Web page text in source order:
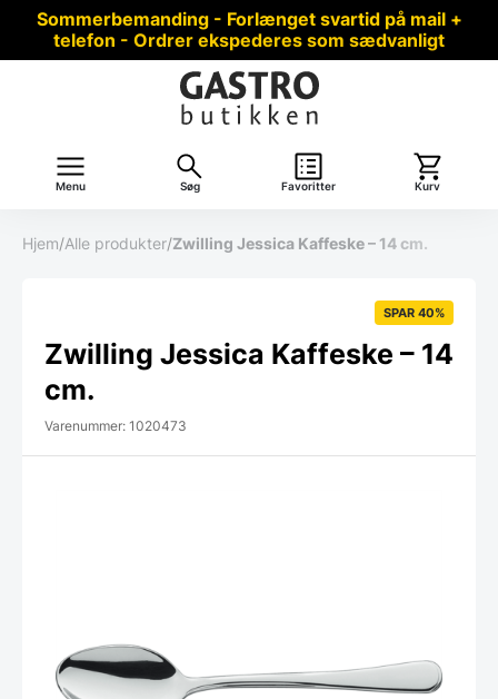
Sommerbemanding - Forlænget svartid på mail +
telefon - Ordrer ekspederes som sædvanligt
Menu Søg Favoritter Kurv
Hjem/Alle produkter/Zwilling Jessica Kaffeske – 14 cm.
SPAR 40%
Zwilling Jessica Kaffeske – 14
cm.
Varenummer: 1020473